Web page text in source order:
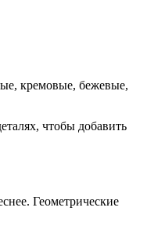
кремовые, бежевые,
чтобы добавить
Геометрические